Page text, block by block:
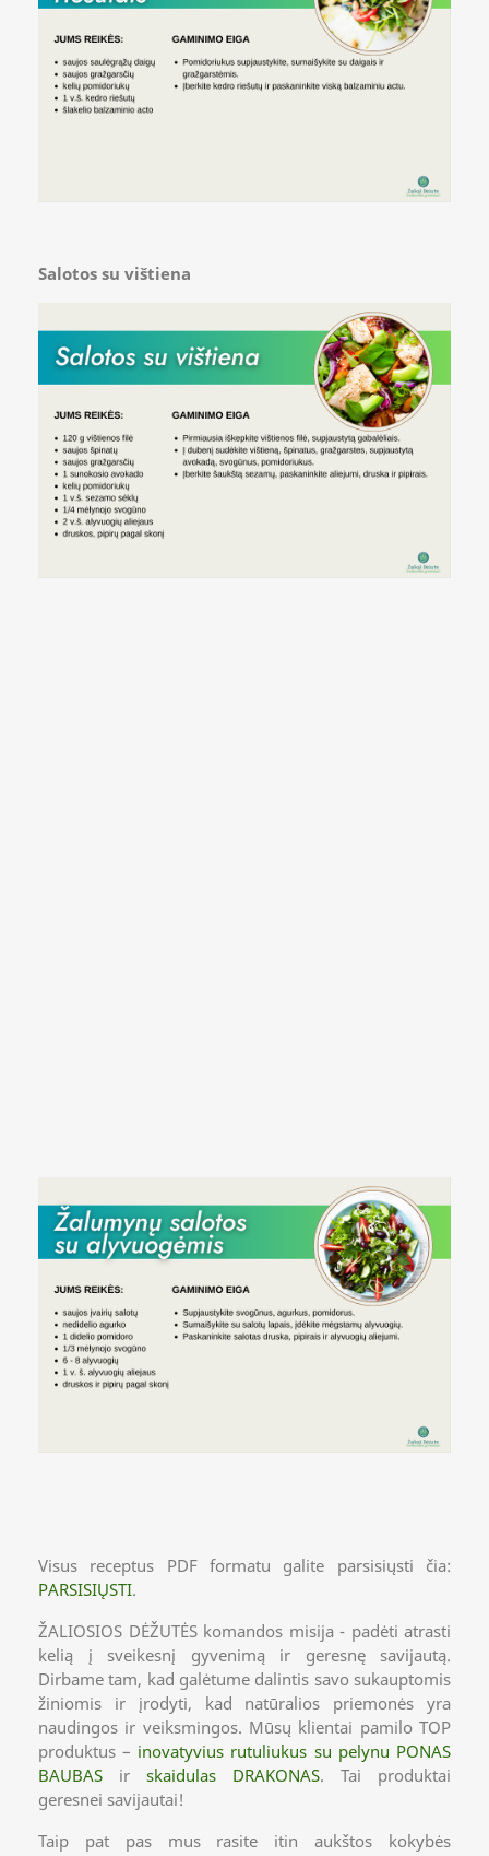
Salotos su vištiena
Visus receptus PDF formatu galite parsisiųsti čia:
PARSISIŲSTI.
ŽALIOSIOS DĖŽUTĖS komandos misija - padėti atrasti
kelią į sveikesnį gyvenimą ir geresnę savijautą.
Dirbame tam, kad galėtume dalintis savo sukauptomis
žiniomis ir įrodyti, kad natūralios priemonės yra
naudingos ir veiksmingos. Mūsų klientai pamilo TOP
produktus – inovatyvius rutuliukus su pelynu PONAS
BAUBAS ir skaidulas DRAKONAS. Tai produktai
geresnei savijautai!
Taip pat pas mus rasite itin aukštos kokybės